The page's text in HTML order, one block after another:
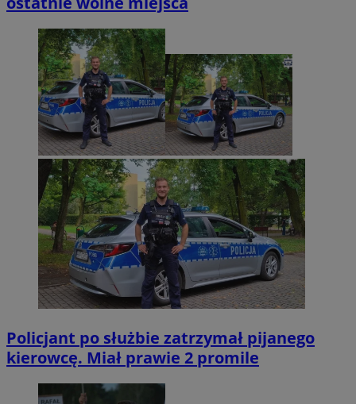
Policjant po służbie zatrzymał pijanego
kierowcę. Miał prawie 2 promile